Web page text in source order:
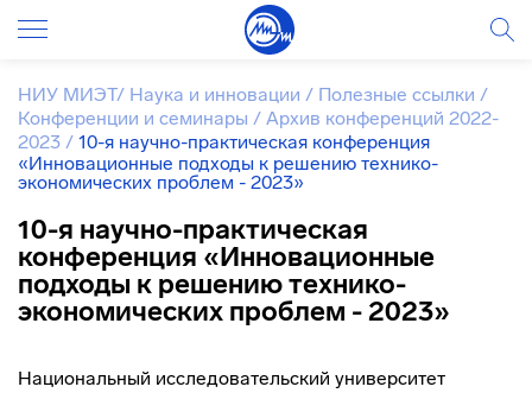
НИУ МИЭТ/ Наука и инновации / Полезные ссылки /
Конференции и семинары / Архив конференций 2022-
2023 / 10-я научно-практическая конференция
«Инновационные подходы к решению технико-
экономических проблем - 2023»
10-я научно-практическая
конференция «Инновационные
подходы к решению технико-
экономических проблем - 2023»
Национальный исследовательский университет